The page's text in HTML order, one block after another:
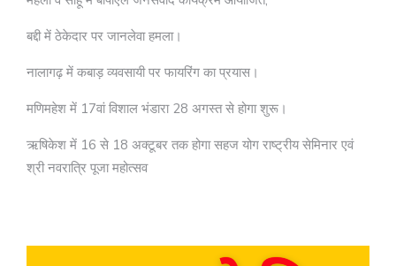
बद्दी में ठेकेदार पर जानलेवा हमला।
नालागढ़ में कबाड़ व्यवसायी पर फायरिंग का प्रयास।
मणिमहेश में 17वां विशाल भंडारा 28 अगस्त से होगा शुरू।
ऋषिकेश में 16 से 18 अक्टूबर तक होगा सहज योग राष्ट्रीय सेमिनार एवं
श्री नवरात्रि पूजा महोत्सव